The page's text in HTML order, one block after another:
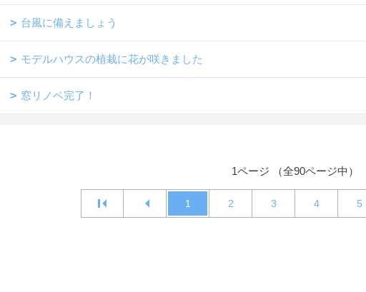
台風に備えましょう
モデルハウスの植栽に花が咲きました
窓リノベ完了！
1ページ （全90ページ中）
1 2 3 4 5